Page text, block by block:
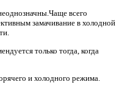
всего
замачивание в холодной
только тогда, когда
и холодного режима.